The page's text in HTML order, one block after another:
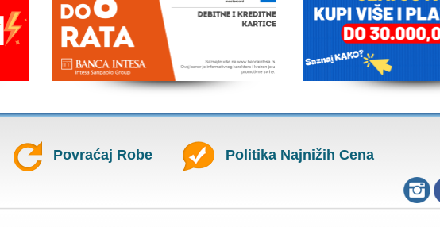
Povraćaj Robe Politika Najnižih Cena